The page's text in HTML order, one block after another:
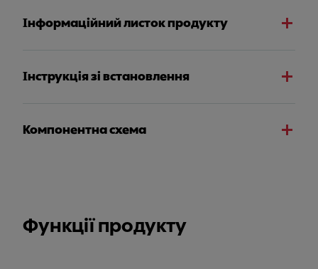
Інформаційний листок продукту
Інструкція зі встановлення
Компонентна схема
Функції продукту